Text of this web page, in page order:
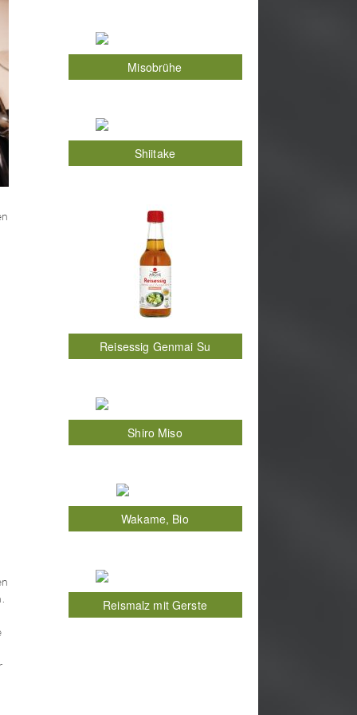
Misobrühe
Shiitake
Reisessig Genmai Su
Shiro Miso
Wakame, Bio
Reismalz mit Gerste